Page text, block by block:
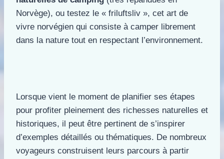
Norvège), ou testez le « friluftsliv », cet art de
vivre norvégien qui consiste à camper librement
dans la nature tout en respectant l’environnement.
Lorsque vient le moment de planifier ses étapes
pour profiter pleinement des richesses naturelles et
historiques, il peut être pertinent de s’inspirer
d’exemples détaillés ou thématiques. De nombreux
voyageurs construisent leurs parcours à partir